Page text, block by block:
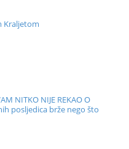
Kraljetom
NITKO NIJE REKAO O
posljedica brže nego što